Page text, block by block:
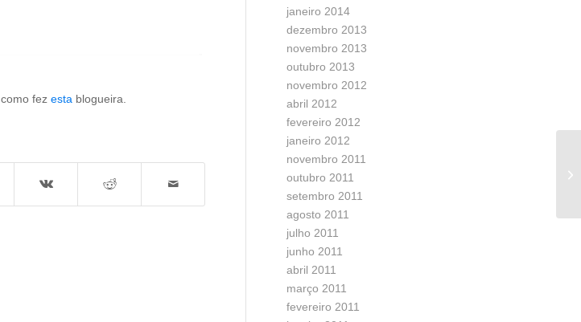
fez esta blogueira.
janeiro 2014
dezembro 2013
novembro 2013
outubro 2013
novembro 2012
abril 2012
fevereiro 2012
janeiro 2012
novembro 2011
outubro 2011
setembro 2011
agosto 2011
julho 2011
junho 2011
abril 2011
março 2011
fevereiro 2011